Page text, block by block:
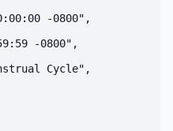
-0800",
-0800",
Cycle",